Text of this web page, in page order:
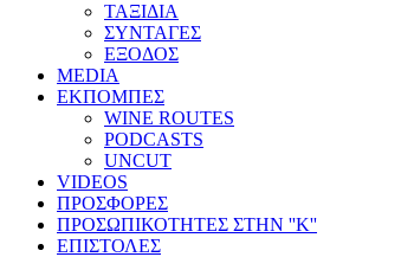
ΤΑΞΙΔΙΑ
ΣΥΝΤΑΓΕΣ
ΕΞΟΔΟΣ
MEDIA
ΕΚΠΟΜΠΕΣ
WINE ROUTES
PODCASTS
UNCUT
VIDEOS
ΠΡΟΣΦΟΡΕΣ
ΠΡΟΣΩΠΙΚΟΤΗΤΕΣ ΣΤΗΝ ''Κ''
ΕΠΙΣΤΟΛΕΣ